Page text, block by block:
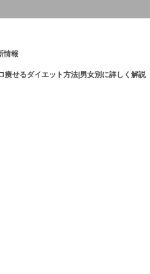
情報
せるダイエット方法|男女別に詳しく解説